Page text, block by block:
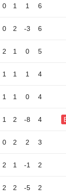
0 1 1 6
0 2 -3 6
2 1 0 5
1 1 1 4
1 1 0 4
1 2 -8 4
0 2 2 3
2 1 -1 2
2 2 -5 2